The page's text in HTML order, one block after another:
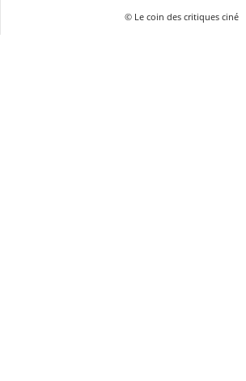
© Le coin des critiques ciné